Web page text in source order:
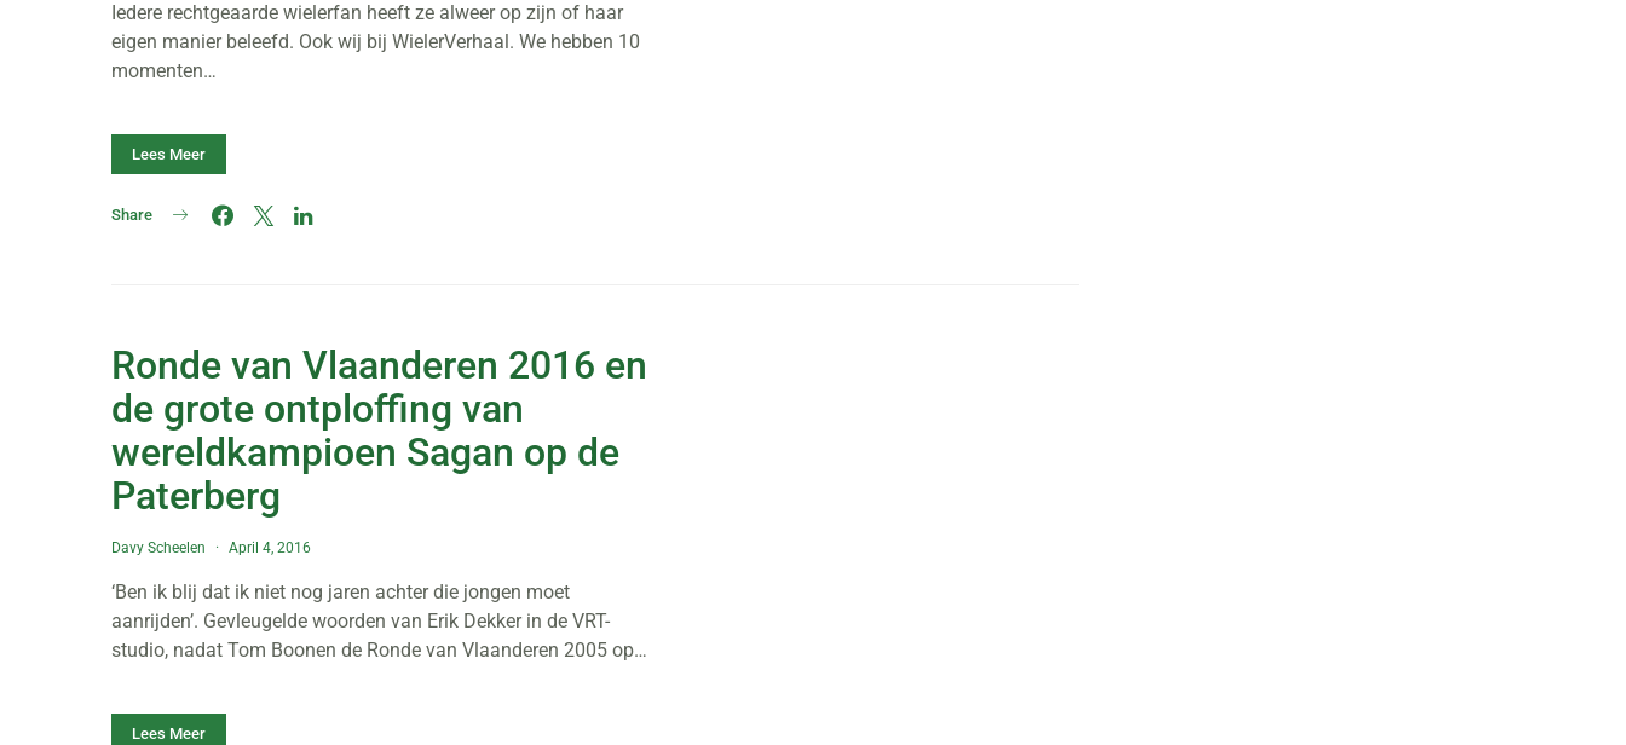
Iedere rechtgeaarde wielerfan heeft ze alweer op zijn of haar
eigen manier beleefd. Ook wij bij WielerVerhaal. We hebben 10
momenten…
Lees Meer
Share
Ronde van Vlaanderen 2016 en
de grote ontploffing van
wereldkampioen Sagan op de
Paterberg
Davy Scheelen April 4, 2016
‘Ben ik blij dat ik niet nog jaren achter die jongen moet
aanrijden’. Gevleugelde woorden van Erik Dekker in de VRT-
studio, nadat Tom Boonen de Ronde van Vlaanderen 2005 op…
Lees Meer